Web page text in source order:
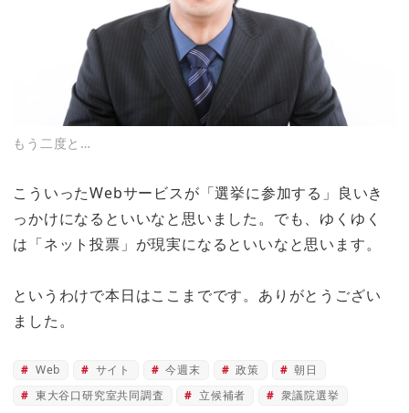
もう二度と…
こういったWebサービスが 「選挙に参加する」良いき
っかけになるといいなと思いました。 でも、ゆくゆく
は「ネット投票」が現実になるといいなと思います。
というわけで本日はここまでです。ありがとうござい
ました。
Web サイト 今週末 政策
朝日
東大谷口研究室共同調査
立候補者 衆議院選挙